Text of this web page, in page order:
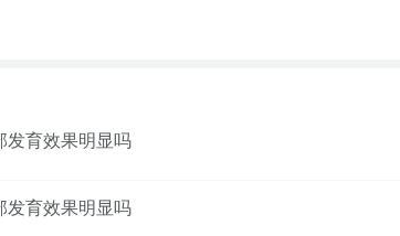
发育效果明显吗
发育效果明显吗